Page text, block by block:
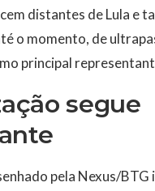
distantes de Lula e
o momento, de
principal
segue
pela Nexus/BTG